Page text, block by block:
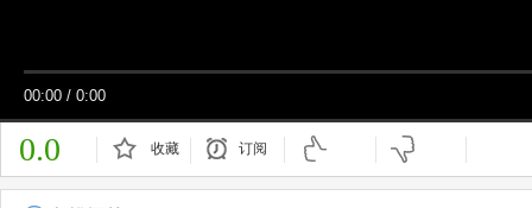
00:00 / 0:00
0.0 收藏 订阅